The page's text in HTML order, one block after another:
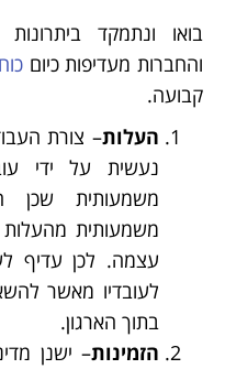
בואו ונתמקד
והחברות מעדיפות כיום
קבועה.
העלות– צורת
נעשית על ידי
משמעותית שכן
משמעותית
עצמה. לכן עדיף
לעובדיו מאשר
בתוך הארגון.
הזמינות– ישנן